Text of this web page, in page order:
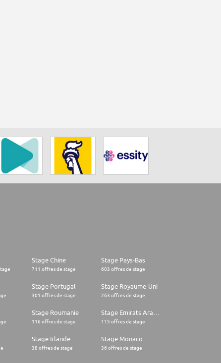
Stage Chine
711 offres de stage
Stage Pays-Bas
603 offres de stage
Stage Portugal
301 offres de stage
Stage Royaume-Uni
263 offres de stage
Stage Roumanie
116 offres de stage 115 offres de stage
Stage Irlande
38 offres de stage
Stage Monaco
36 offres de stage